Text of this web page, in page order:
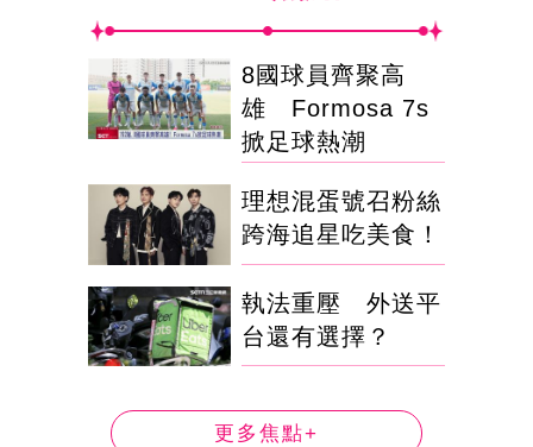
8國球員齊聚高
雄 Formosa 7s
掀足球熱潮
理想混蛋號召粉絲
跨海追星吃美食！
執法重壓 外送平
台還有選擇？
更多焦點+